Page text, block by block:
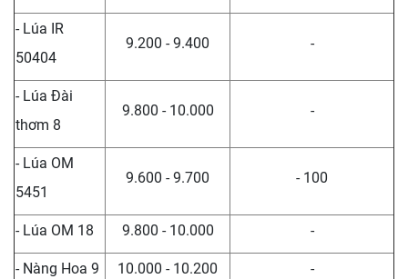
- Lúa IR
50404
9.200 - 9.400 -
- Lúa Đài
thơm 8
9.800 - 10.000 -
- Lúa OM
5451
9.600 - 9.700 - 100
- Lúa OM 18 9.800 - 10.000 -
- Nàng Hoa 9 10.000 - 10.200 -